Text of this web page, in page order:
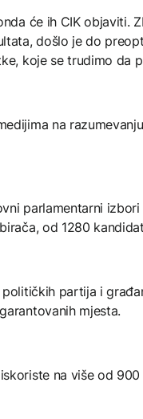
će ih CIK objaviti.
došlo je do
koje se trudimo da
na
parlamentarni izbori
od 1280
partija i
mjesta.
na više od